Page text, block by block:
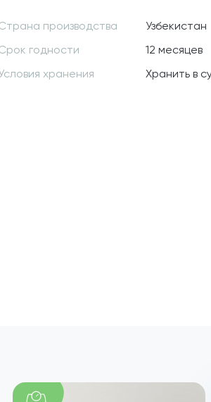
производства
Узбекистан
годности
12 месяцев
хранения
Хранить в